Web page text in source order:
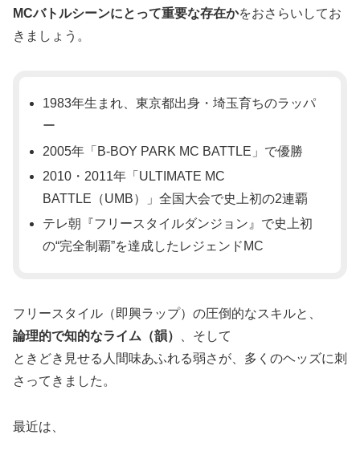
MCバトルシーンにとって重要な存在かをおさらいしてお
きましょう。
1983年生まれ、東京都出身・埼玉育ちのラッパ
ー
2005年「B-BOY PARK MC BATTLE」で優勝
2010・2011年「ULTIMATE MC
BATTLE（UMB）」全国大会で史上初の2連覇
テレ朝『フリースタイルダンジョン』で史上初
の“完全制覇”を達成したレジェンドMC
フリースタイル（即興ラップ）の圧倒的なスキルと、
論理的で知的なライム（韻）
、そして
ときどき見せる人間味あふれる弱さが、多くのヘッズに刺
さってきました。
最近は、